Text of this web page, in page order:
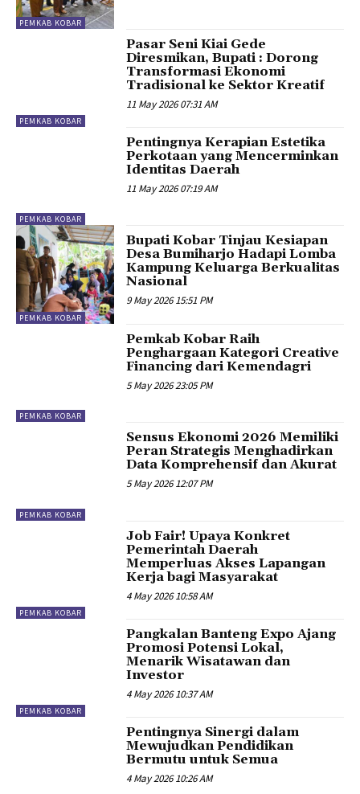
PEMKAB KOBAR
PEMKAB KOBAR
Pasar Seni Kiai Gede
Diresmikan, Bupati : Dorong
Transformasi Ekonomi
Tradisional ke Sektor Kreatif
11 May 2026 07:31 AM
PEMKAB KOBAR
Pentingnya Kerapian Estetika
Perkotaan yang Mencerminkan
Identitas Daerah
11 May 2026 07:19 AM
PEMKAB KOBAR
Bupati Kobar Tinjau Kesiapan
Desa Bumiharjo Hadapi Lomba
Kampung Keluarga Berkualitas
Nasional
9 May 2026 15:51 PM
PEMKAB KOBAR
Pemkab Kobar Raih
Penghargaan Kategori Creative
Financing dari Kemendagri
5 May 2026 23:05 PM
PEMKAB KOBAR
Sensus Ekonomi 2026 Memiliki
Peran Strategis Menghadirkan
Data Komprehensif dan Akurat
5 May 2026 12:07 PM
PEMKAB KOBAR
Job Fair! Upaya Konkret
Pemerintah Daerah
Memperluas Akses Lapangan
Kerja bagi Masyarakat
4 May 2026 10:58 AM
PEMKAB KOBAR
Pangkalan Banteng Expo Ajang
Promosi Potensi Lokal,
Menarik Wisatawan dan
Investor
4 May 2026 10:37 AM
Pentingnya Sinergi dalam
Mewujudkan Pendidikan
Bermutu untuk Semua
4 May 2026 10:26 AM